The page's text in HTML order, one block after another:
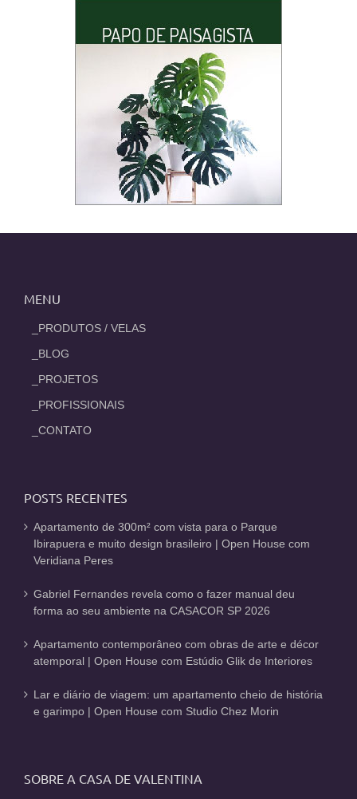
MENU
_PRODUTOS / VELAS
_BLOG
_PROJETOS
_PROFISSIONAIS
_CONTATO
POSTS RECENTES
Apartamento de 300m² com vista para o Parque
Ibirapuera e muito design brasileiro | Open House com
Veridiana Peres
Gabriel Fernandes revela como o fazer manual deu
forma ao seu ambiente na CASACOR SP 2026
Apartamento contemporâneo com obras de arte e décor
atemporal | Open House com Estúdio Glik de Interiores
Lar e diário de viagem: um apartamento cheio de história
e garimpo | Open House com Studio Chez Morin
SOBRE A CASA DE VALENTINA